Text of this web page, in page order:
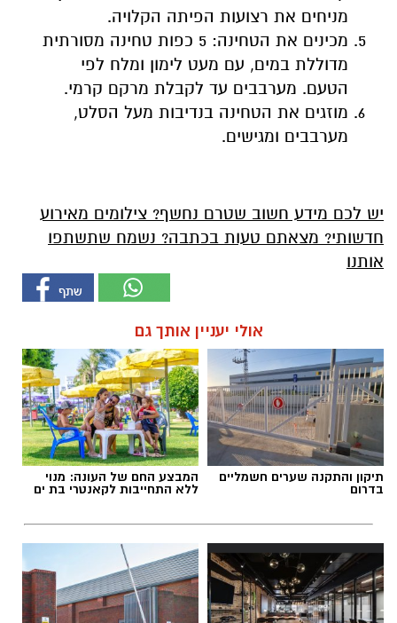
מניחים את רצועות הפיתה הקלויה.
מכינים את הטחינה: 5 כפות טחינה מסורתית
מדוללת במים, עם מעט לימון ומלח לפי
הטעם. מערבבים עד לקבלת מרקם קרמי.
מוזגים את הטחינה בנדיבות מעל הסלט,
מערבבים ומגישים.
יש לכם מידע חשוב שטרם נחשף? צילומים מאירוע
חדשותי? מצאתם טעות בכתבה? נשמח שתשתפו
אותנו
אולי יעניין אותך גם
תיקון והתקנה שערים חשמליים
בדרום
המבצע החם של העונה: מנוי
ללא התחייבות לקאנטרי בת ים